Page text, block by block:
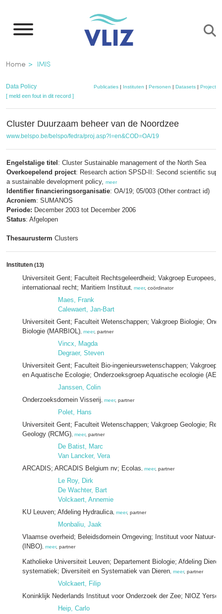
naar
inhoud
gaan
Kruimelpad
Home IMIS
Data Policy Publicaties | Instituten | Personen | Datasets | Projecten
[ meld een fout in dit record ]
Cluster Duurzaam beheer van de Noordzee
www.belspo.be/belspo/fedra/proj.asp?l=en&COD=OA/19
Engelstalige titel : Cluster Sustainable management of the North Sea
Overkoepelend project: Research action SPSD-II: Second scientific
a sustainable development policy, meer
Identifier financieringsorganisatie: OA/19; 05/003 (Other contract id)
Acroniem: SUMANOS
Periode: December 2003 tot December 2006
Status: Afgelopen
Thesaurusterm Clusters
Instituten (13)
Universiteit Gent; Faculteit Rechtsgeleerdheid; Vakgroep Europees,
internationaal recht; Maritiem Instituut meer, coördinator
Maes, Frank
Calewaert, Jan-Bart
Universiteit Gent; Faculteit Wetenschappen; Vakgroep Biologie;
Biologie (MARBIOL) meer, partner
Vincx, Magda
Degraer, Steven
Universiteit Gent; Faculteit Bio-ingenieurswetenschappen; Vakgroep
en Aquatische Ecologie; Onderzoeksgroep Aquatische ecologie
Janssen, Colin
Onderzoeksdomein Visserij
meer, partner
Polet, Hans
Universiteit Gent; Faculteit Wetenschappen; Vakgroep Geologie;
Geology (RCMG) meer, partner
De Batist, Marc
Van Lancker, Vera
ARCADIS; ARCADIS Belgium nv; Ecolas
meer, partner
Le Roy, Dirk
De Wachter, Bart
Volckaert, Annemie
KU Leuven; Afdeling Hydraulica meer, partner
Monbaliu, Jaak
Vlaamse overheid; Beleidsdomein Omgeving; Instituut voor Natuur-
(INBO) meer, partner
Katholieke Universiteit Leuven; Departement Biologie; Afdeling
systematiek; Diversiteit en Systematiek van Dieren meer, partner
Volckaert, Filip
Koninklijk Nederlands Instituut voor Onderzoek der Zee; NIOZ
Heip, Carlo